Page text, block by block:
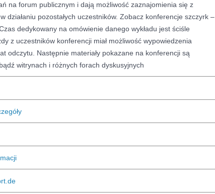
na forum publicznym i dają możliwość zaznajomienia się z
działaniu pozostałych uczestników. Zobacz konferencje szczyrk –
dedykowany na omówienie danego wykładu jest ściśle
z uczestników konferencji miał możliwość wypowiedzenia
odczytu. Następnie materiały pokazane na konferencji są
witrynach i różnych forach dyskusyjnych